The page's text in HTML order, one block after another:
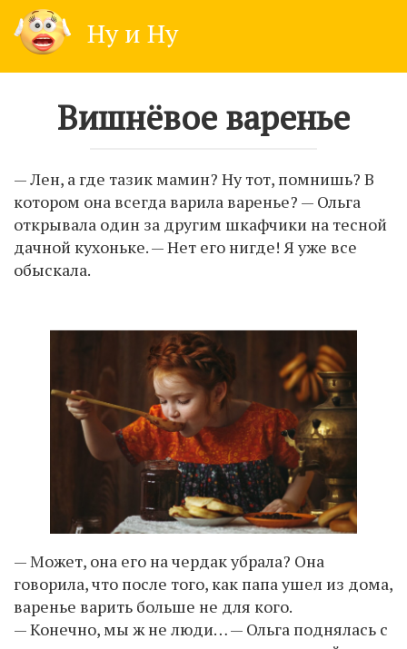
content
Ну и Ну
Вишнёвое варенье
— Лен, а где тазик мамин? Ну тот, помнишь? В
котором она всегда варила варенье? — Ольга
открывала один за другим шкафчики на тесной
дачной кухоньке. — Нет его нигде! Я уже все
обыскала.
— Может, она его на чердак убрала? Она
говорила, что после того, как папа ушел из дома,
варенье варить больше не для кого.
— Конечно, мы ж не люди… — Ольга поднялась с